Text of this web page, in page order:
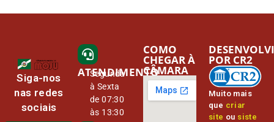
Siga-nos
nas redes
sociais
ATENDIMENTO
Segunda
à Sexta
de 07:30
às 13:30
COMO
CHEGAR À
CÂMARA
Muito mais
que criar
site ou siste
POR CR2